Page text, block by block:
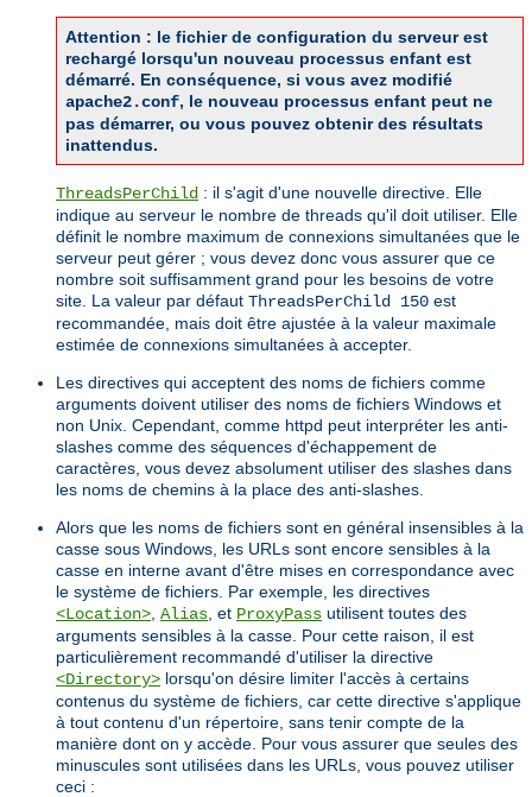
Attention : le fichier de configuration du serveur est
rechargé lorsqu'un nouveau processus enfant est
démarré. En conséquence, si vous avez modifié
apache2.conf, le nouveau processus enfant peut ne
pas démarrer, ou vous pouvez obtenir des résultats
inattendus.
ThreadsPerChild : il s'agit d'une nouvelle directive. Elle
indique au serveur le nombre de threads qu'il doit utiliser. Elle
définit le nombre maximum de connexions simultanées que le
serveur peut gérer ; vous devez donc vous assurer que ce
nombre soit suffisamment grand pour les besoins de votre
site. La valeur par défaut ThreadsPerChild 150 est
recommandée, mais doit être ajustée à la valeur maximale
estimée de connexions simultanées à accepter.
Les directives qui acceptent des noms de fichiers comme
arguments doivent utiliser des noms de fichiers Windows et
non Unix. Cependant, comme httpd peut interpréter les anti-
slashes comme des séquences d'échappement de
caractères, vous devez absolument utiliser des slashes dans
les noms de chemins à la place des anti-slashes.
Alors que les noms de fichiers sont en général insensibles à la
casse sous Windows, les URLs sont encore sensibles à la
casse en interne avant d'être mises en correspondance avec
le système de fichiers. Par exemple, les directives
<Location> Alias , et ProxyPass utilisent toutes des
arguments sensibles à la casse. Pour cette raison, il est
particulièrement recommandé d'utiliser la directive
<Directory> lorsqu'on désire limiter l'accès à certains
contenus du système de fichiers, car cette directive s'applique
à tout contenu d'un répertoire, sans tenir compte de la
manière dont on y accède. Pour vous assurer que seules des
minuscules sont utilisées dans les URLs, vous pouvez utiliser
ceci :